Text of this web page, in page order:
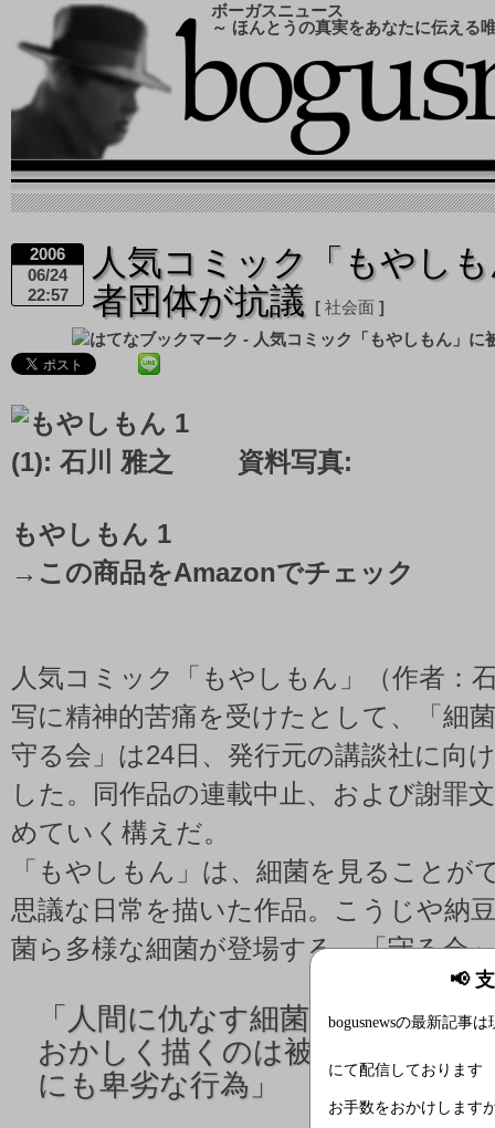
📢
bogusnewsの最新記事は
にて配信しております
お手数をおかけします
ボーガスニュース
～ ほんとうの真実をあなたに伝える
2006
06/24
22:57
人気コミック「もやし
者団体が抗議
社会面
資料写真:
もやしもん 1
→ この商品をAmazonでチェック
人気コミック「もやしもん」（作者：
写に精神的苦痛を受けたとして、「細
守る会」は24日、発行元の講談社に向
した。同作品の連載中止、および謝罪
めていく構えだ。
「もやしもん」は、細菌を見ることが
思議な日常を描いた作品。こうじや納
菌ら多様な細菌が登場する。「守る会
「人間に仇なす細菌たちを登場
おかしく描くのは被害者感情を
にも卑劣な行為」